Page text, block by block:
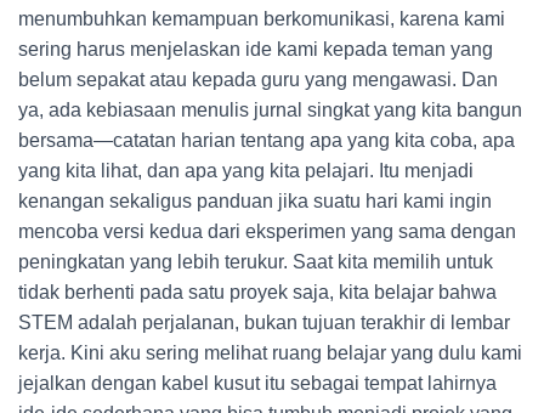
menumbuhkan kemampuan berkomunikasi, karena kami
sering harus menjelaskan ide kami kepada teman yang
belum sepakat atau kepada guru yang mengawasi. Dan
ya, ada kebiasaan menulis jurnal singkat yang kita bangun
bersama—catatan harian tentang apa yang kita coba, apa
yang kita lihat, dan apa yang kita pelajari. Itu menjadi
kenangan sekaligus panduan jika suatu hari kami ingin
mencoba versi kedua dari eksperimen yang sama dengan
peningkatan yang lebih terukur. Saat kita memilih untuk
tidak berhenti pada satu proyek saja, kita belajar bahwa
STEM adalah perjalanan, bukan tujuan terakhir di lembar
kerja. Kini aku sering melihat ruang belajar yang dulu kami
jejalkan dengan kabel kusut itu sebagai tempat lahirnya